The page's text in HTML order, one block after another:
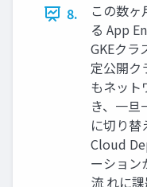
8.
この数
る App
GKEク
定公開ク
もネット
き、一旦
に切り
Cloud
ーション
流 れに